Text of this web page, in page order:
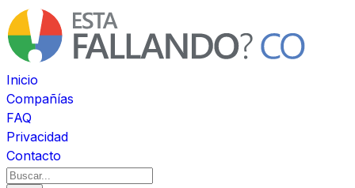
Inicio
Compañías
FAQ
Privacidad
Contacto